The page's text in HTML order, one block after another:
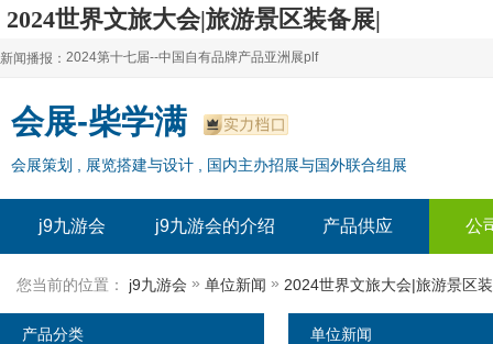
2024世界文旅大会|旅游景区装备展|
中国旅游景区度假休闲博览会|
亚洲乐园及景点博览会-j9九游会
新闻播报：
2024上海自有品牌展--百货展|食品展 零售展|oem展
2024全球自有--品牌产品亚洲展（plf）
2024上海自有品牌展--2024上海oem 贴牌代加工展
2024第十七届--中国自有品牌产品亚洲展plf
2024全球自有--品牌产品亚洲展（plf）
2024年上海--第17届自有品牌展
会展-柴学满
会展策划 , 展览搭建与设计 , 国内主办招展与国外联合组展
j9九游会 j9九游会的介绍 产品供应 公
您当前的位置： j9九游会 » 单位新闻 »
单位新闻
产品分类